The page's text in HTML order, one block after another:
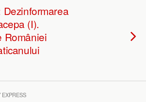
Dezinformarea
(I).
României
EXPRESS